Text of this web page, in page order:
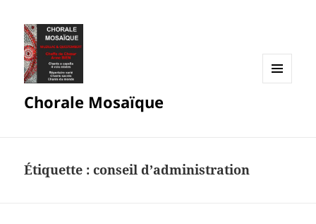
Chorale Mosaïque
Étiquette :conseil d’administration